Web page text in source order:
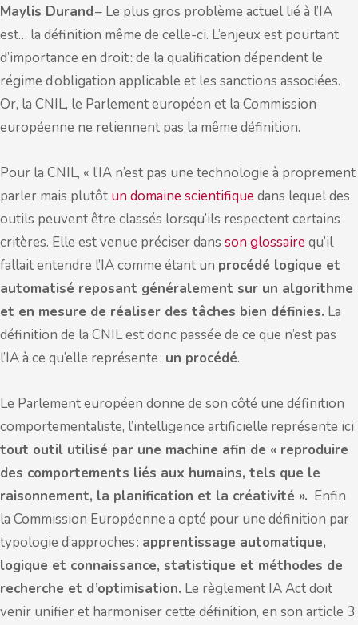
Maylis Durand– Le plus gros problème actuel lié à l’IA
est… la définition même de celle-ci. L’enjeux est pourtant
d’importance en droit : de la qualification dépendent le
régime d’obligation applicable et les sanctions associées.
Or, la CNIL, le Parlement européen et la Commission
européenne ne retiennent pas la même définition.
Pour la CNIL, « l’IA n’est pas une technologie à proprement
parler mais plutôt un domaine scientifiquedans lequel des
outils peuvent être classés lorsqu’ils respectent certains
critères. Elle est venue préciser dans son glossairequ’il
fallait entendre l’IA comme étant un procédé logique et
automatisé reposant généralement sur un algorithme
et en mesure de réaliser des tâches bien définies. La
définition de la CNIL est donc passée de ce que n’est pas
l’IA à ce qu’elle représente : un procédé.
Le Parlement européen donne de son côté une définition
comportementaliste, l’intelligence artificielle représente ici
tout outil utilisé par une machine afin de « reproduire
des comportements liés aux humains, tels que le
raisonnement, la planification et la créativité ». Enfin
la Commission Européenne a opté pour une définition par
typologie d’approches : apprentissage automatique,
logique et connaissance, statistique et méthodes de
recherche et d’optimisation. Le règlement IA Act doit
venir unifier et harmoniser cette définition, en son article 3